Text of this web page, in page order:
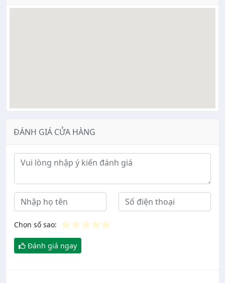
ĐÁNH GIÁ CỬA HÀNG
Ý kiến đánh giá
Chọn số sao: ⭐⭐⭐⭐⭐
Đánh giá ngay